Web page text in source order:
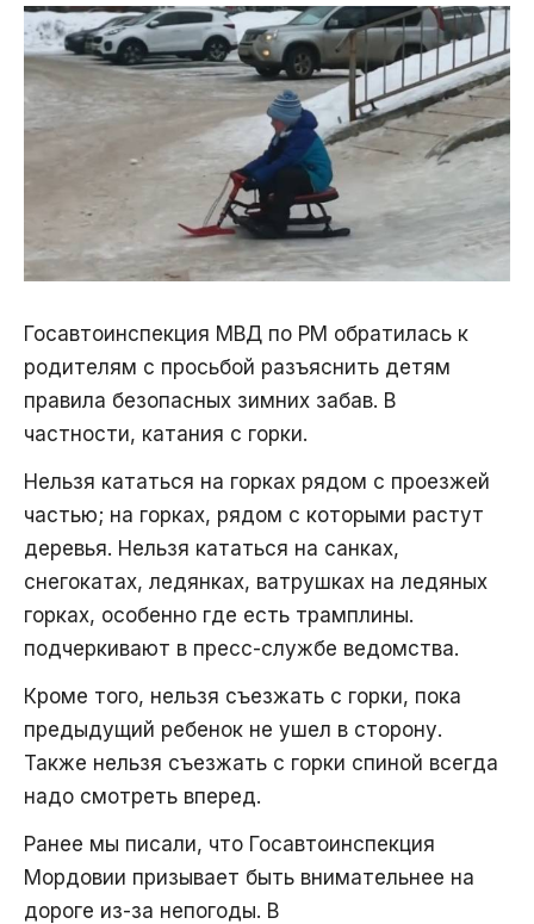
Госавтоинспекция МВД по РМ обратилась к
родителям с просьбой разъяснить детям
правила безопасных зимних забав. В
частности, катания с горки.
Нельзя кататься на горках рядом с проезжей
частью; на горках, рядом с которыми растут
деревья. Нельзя кататься на санках,
снегокатах, ледянках, ватрушках на ледяных
горках, особенно где есть трамплины.
подчеркивают в пресс-службе ведомства.
Кроме того, нельзя съезжать с горки, пока
предыдущий ребенок не ушел в сторону.
Также нельзя съезжать с горки спиной всегда
надо смотреть вперед.
Ранее мы писали, что Госавтоинспекция
Мордовии призывает быть внимательнее на
дороге из-за непогоды. В